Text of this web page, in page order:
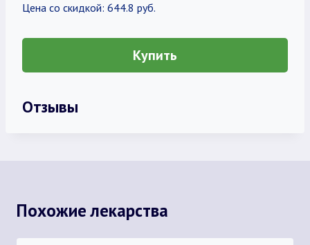
Цена со скидкой: 644.8 руб.
Купить
Отзывы
Похожие лекарства